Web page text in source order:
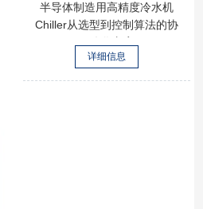
半导体制造用高精度冷水机
Chiller从选型到控制算法的协
同优化方案
详细信息